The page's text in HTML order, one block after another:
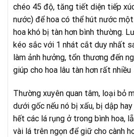
chéo 45 độ, tăng tiết diện tiếp
nước) để hoa có thể hút nước
hoa khó bị tàn hơn bình thường.
kéo sắc với 1 nhát cắt duy nhất
làm ảnh hưởng, tổn thương đến
giúp cho hoa lâu tàn hơn rất nhiều
Thường xuyên quan tâm, loại bỏ
dưới gốc nếu nó bị xấu, bị dập
hết các lá rụng ở trong bình hoa,
vài lá trên ngọn để giữ cho cành